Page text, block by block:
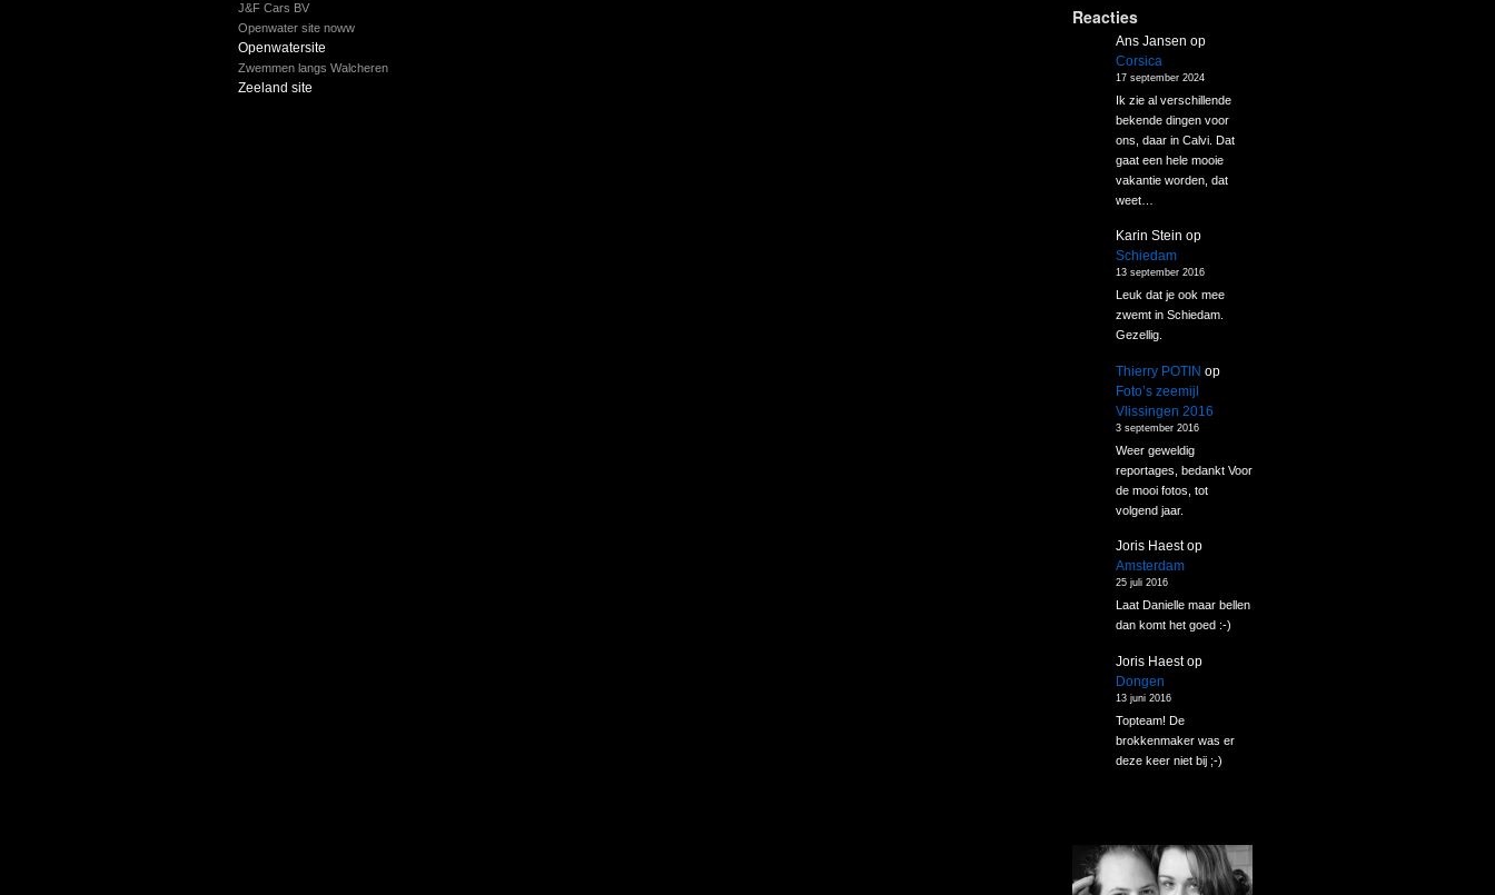
J&F Cars BV
Openwater site noww
Openwatersite
Zwemmen langs Walcheren
Zeeland site
Reacties
Ans Jansen op
Corsica
17 september 2024
Ik zie al verschillende
bekende dingen voor
ons, daar in Calvi. Dat
gaat een hele mooie
vakantie worden, dat
weet…
Karin Stein op
Schiedam
13 september 2016
Leuk dat je ook mee
zwemt in Schiedam.
Gezellig.
Thierry POTIN op
Foto’s zeemijl
Vlissingen 2016
3 september 2016
Weer geweldig
reportages, bedankt Voor
de mooi fotos, tot
volgend jaar.
Joris Haestop
Amsterdam
25 juli 2016
Laat Danielle maar bellen
dan komt het goed :-)
Joris Haestop
Dongen
13 juni 2016
Topteam! De
brokkenmaker was er
deze keer niet bij ;-)